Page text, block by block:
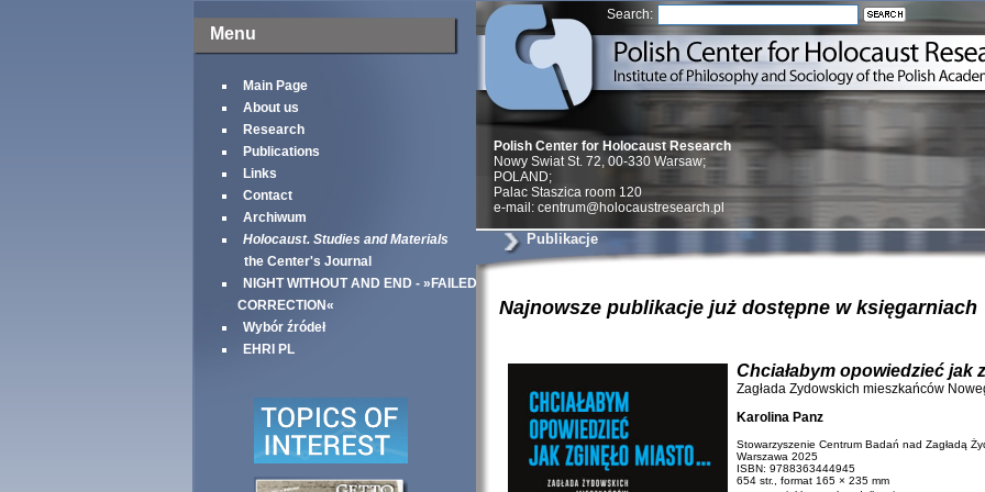
Menu
Main Page
About us
Research
Publications
Links
Contact
Archiwum
Holocaust. Studies and Materials
the Center's Journal
NIGHT WITHOUT AND END - »FAILED
CORRECTION«
Wybór źródeł
EHRI PL
Search:
Znowu
Dzienniki i
oprac.
Warszawa
Polish Center for Holocaust Research
Nowy Swiat St. 72, 00-330 Warsaw;
POLAND;
Palac Staszica room 120
e-mail: centrum@holocaustresearch.pl
Publikacje
Najnowsze publikacje już dostępne w księgarniach
Chciałabym opowiedzieć jak
Zagłada Zydowskich mieszkańców
Karolina Panz
Stowarzyszenie Centrum Badań nad Zagładą
Warszawa 2025
ISBN: 9788363444945
654 str., format 165 × 235 mm